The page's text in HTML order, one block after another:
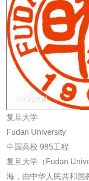
复旦大学
Fudan University
中国高校 985工程
复旦大学（Fudan
海，由中华人民共和国